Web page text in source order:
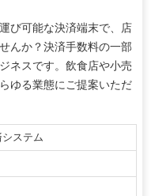
び可能な決済端末で、店
んか？決済手数料の一部
ネスです。飲食店や小売
ゆる業態にご提案いただ
システム